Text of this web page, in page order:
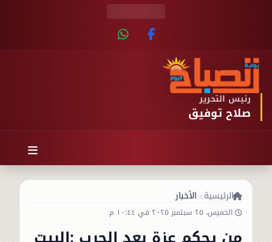
رئيس التحرير
صلاح توفيق
الرئيسية الأخبار
الخميس، ٢٥ سبتمبر ٢٠٢٥ في ١٠:٤٤ م